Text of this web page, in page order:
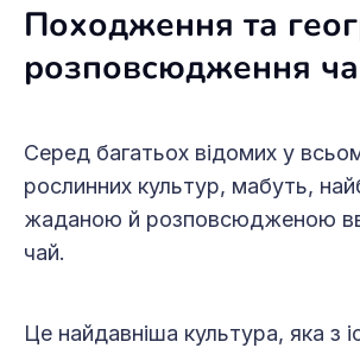
Походження та
розповсюдження
Серед багатьох відомих у
рослинних культур, мабуть,
жаданою й розповсюдженою
чай.
Це найдавніша культура, яка з